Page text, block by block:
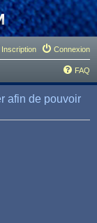
Connexion
Inscription
FAQ
afin de pouvoir